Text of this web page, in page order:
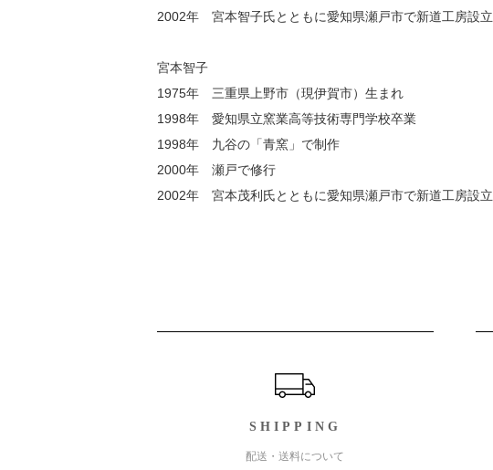
2002年 宮本智子氏とともに愛知県瀬戸市で新道工房設立
宮本智子
1975年 三重県上野市（現伊賀市）生まれ
1998年 愛知県立窯業高等技術専門学校卒業
1998年 九谷の「青窯」で制作
2000年 瀬戸で修行
2002年 宮本茂利氏とともに愛知県瀬戸市で新道工房設立
SHIPPING
配送・送料について